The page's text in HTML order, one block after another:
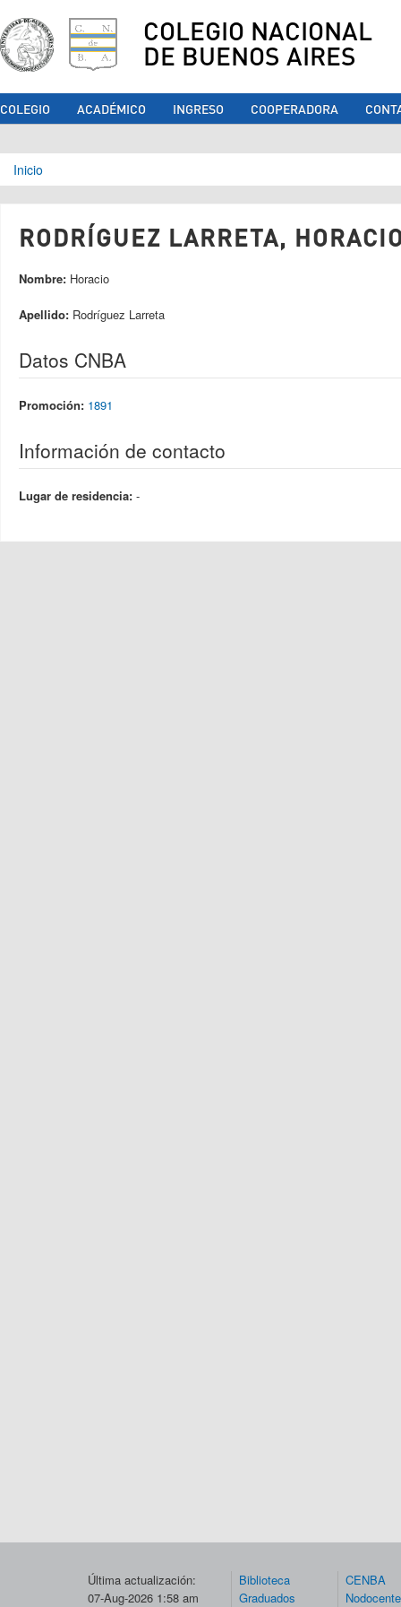
COLEGIO NACIONAL
DE BUENOS AIRES
COLEGIO ACADÉMICO INGRESO COOPERADORA
Se encuentra usted aquí
Inicio
RODRÍGUEZ LARRETA,
Nombre: Horacio
Apellido: Rodríguez Larreta
Datos CNBA
Promoción: 1891
Información de contacto
Lugar de residencia: -
Última actualización:
07-Aug-2026 1:58 am
Biblioteca
Graduados
CENBA